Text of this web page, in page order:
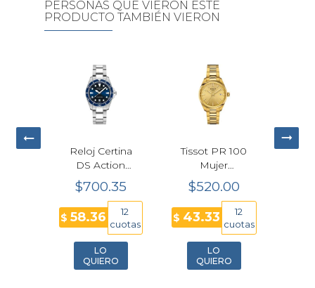
PERSONAS QUE VIERON ESTE
PRODUCTO TAMBIÉN VIERON
G-
Reloj Certina
DS Action
Cuarzo Azul
Hombre
40mm
C048.410.11.041.00
$700.35
$ 58.36
12
cuotas
LO
QUIERO
Tissot PR 100
Mujer
T150.210.33.021.00
Dorado 34 mm
$520.00
$ 43.33
12
cuotas
LO
QUIERO